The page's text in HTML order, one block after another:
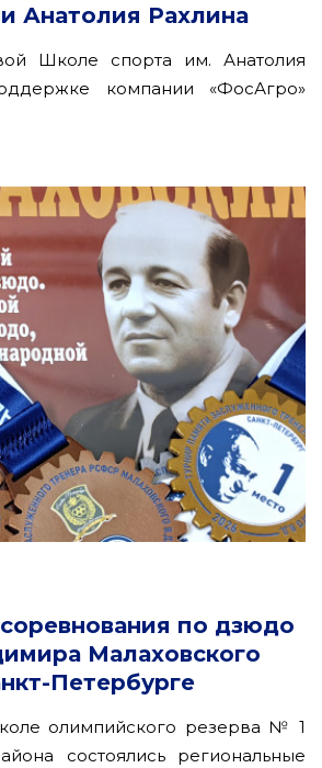
Анатолия Рахлина
Школе спорта им. Анатолия
компании «ФосАгро»
по дзюдо
Малаховского
Петербурге
олимпийского резерва № 1
состоялись региональные